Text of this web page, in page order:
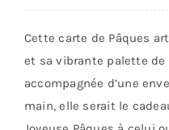
Pâques
Cette carte de Pâques
et sa vibrante palette
accompagnée d’une
main, elle serait le